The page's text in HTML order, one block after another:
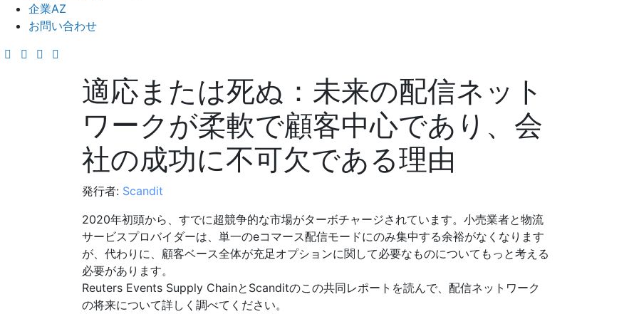
企業AZ
お問い合わせ
適応または死ぬ：未来の配信ネット
ワークが柔軟で顧客中心であり、会
社の成功に不可欠である理由
発行者: Scandit
2020年初頭から、すでに超競争的な市場がターボチャージされています。小売業者と物流
サービスプロバイダーは、単一のeコマース配信モードにのみ集中する余裕がなくなります
が、代わりに、顧客ベース全体が充足オプションに関して必要なものについてもっと考える
必要があります。
Reuters Events Supply ChainとScanditのこの共同レポートを読んで、配信ネットワーク
の将来について詳しく調べてください。